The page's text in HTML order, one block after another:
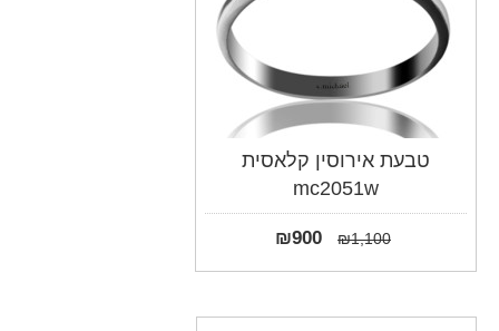
טבעת אירוסין קלאסית
mc2051w
₪1,100
₪900